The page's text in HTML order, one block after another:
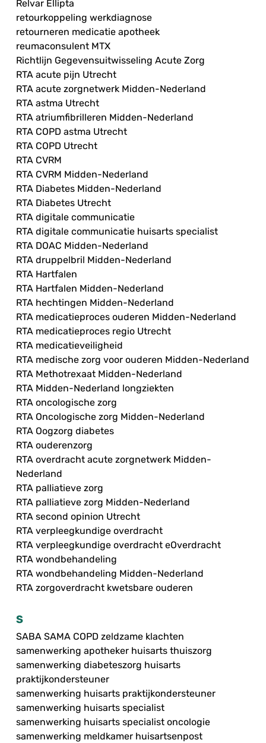
Relvar Ellipta
retourkoppeling werkdiagnose
retourneren medicatie apotheek
reumaconsulent MTX
Richtlijn Gegevensuitwisseling Acute Zorg
RTA acute pijn Utrecht
RTA acute zorgnetwerk Midden-Nederland
RTA astma Utrecht
RTA atriumfibrilleren Midden-Nederland
RTA COPD astma Utrecht
RTA COPD Utrecht
RTA CVRM
RTA CVRM Midden-Nederland
RTA Diabetes Midden-Nederland
RTA Diabetes Utrecht
RTA digitale communicatie
RTA digitale communicatie huisarts specialist
RTA DOAC Midden-Nederland
RTA druppelbril Midden-Nederland
RTA Hartfalen
RTA Hartfalen Midden-Nederland
RTA hechtingen Midden-Nederland
RTA medicatieproces ouderen Midden-Nederland
RTA medicatieproces regio Utrecht
RTA medicatieveiligheid
RTA medische zorg voor ouderen Midden-Nederland
RTA Methotrexaat Midden-Nederland
RTA Midden-Nederland longziekten
RTA oncologische zorg
RTA Oncologische zorg Midden-Nederland
RTA Oogzorg diabetes
RTA ouderenzorg
RTA overdracht acute zorgnetwerk Midden-
Nederland
RTA palliatieve zorg
RTA palliatieve zorg Midden-Nederland
RTA second opinion Utrecht
RTA verpleegkundige overdracht
RTA verpleegkundige overdracht eOverdracht
RTA wondbehandeling
RTA wondbehandeling Midden-Nederland
RTA zorgoverdracht kwetsbare ouderen
S
SABA SAMA COPD zeldzame klachten
samenwerking apotheker huisarts thuiszorg
samenwerking diabeteszorg huisarts
praktijkondersteuner
samenwerking huisarts praktijkondersteuner
samenwerking huisarts specialist
samenwerking huisarts specialist oncologie
samenwerking meldkamer huisartsenpost